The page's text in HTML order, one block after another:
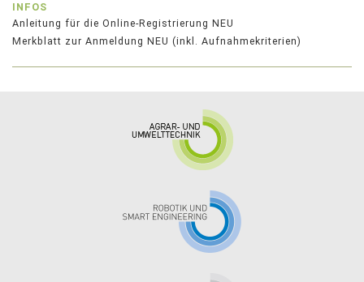
INFOS
Anleitung für die Online-Registrierung NEU
Merkblatt zur Anmeldung NEU (inkl. Aufnahmekriterien)